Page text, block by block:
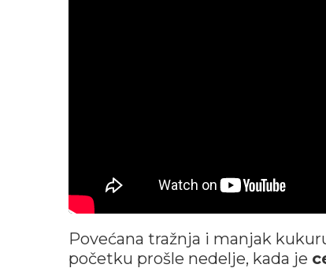
Povećana tražnja i manjak
početku prošle nedelje, kada je